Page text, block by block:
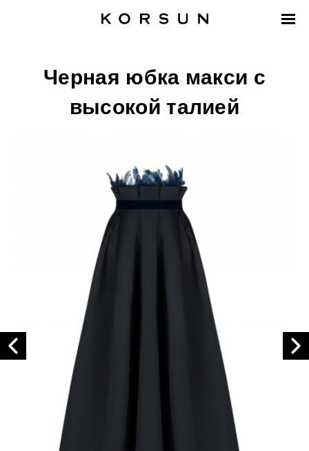
Черная юбка макси с
высокой талией